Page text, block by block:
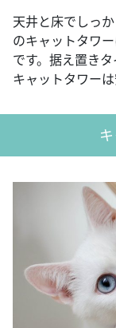
天井と床でしっ
のキャットタワ
です。据え置き
キャットタワー